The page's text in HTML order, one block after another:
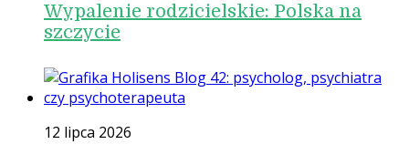
Wypalenie rodzicielskie: Polska na
szczycie
12 lipca 2026